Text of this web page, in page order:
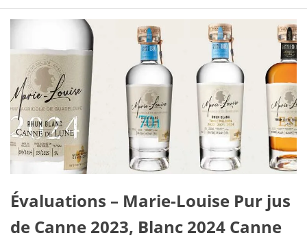
Évaluations – Marie-Louise Pur jus
de Canne 2023, Blanc 2024 Canne